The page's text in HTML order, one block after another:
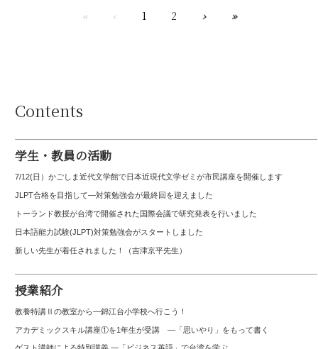
« ‹ 1 2 › »
Contents
学生・教員の活動
7/12(日）かごしま近代文学館で日本近現代文学ゼミが市民講座を開催します
JLPT合格を目指して—対策勉強会が最終回を迎えました
トーランド教授が台湾で開催された国際会議で研究発表を行いました
日本語能力試験(JLPT)対策勉強会がスタートしました
新しい先生が着任されました！（吉津京平先生）
授業紹介
教養特講Ⅱの教室から―錦江台小学校へ行こう！
アカデミックスキル講座①を1年生が受講 ―「思いやり」をもって書く